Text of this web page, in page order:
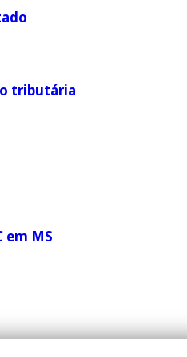
tributária
em MS